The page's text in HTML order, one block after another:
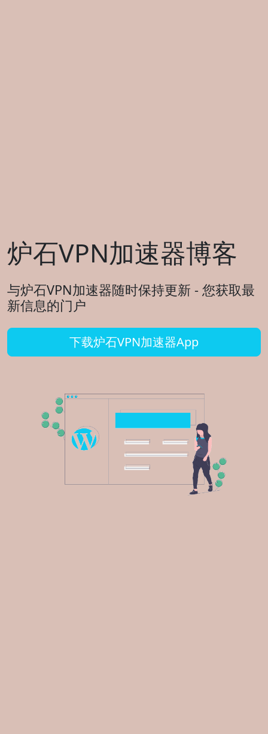
炉石VPN加速器博客
与炉石VPN加速器随时保持更新 - 您获取最
新信息的门户
下载炉石VPN加速器App